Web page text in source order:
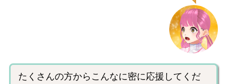
たくさんの方からこんなに密に応援してくだ